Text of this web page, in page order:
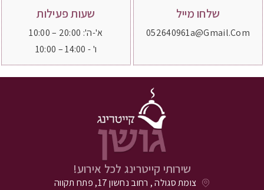
שלחו מייל
052640961a@gmail.com
שעות פעילות
א'-ה': 20:00 – 10:00
ו' - 14:00 – 10:00
שירותי קייטרינג לכל אירוע!
צומת סגולה , רחוב נחשון 17, פתח תקווה